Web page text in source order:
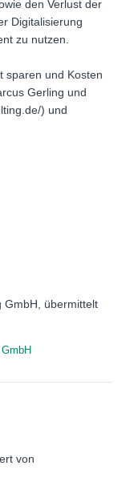
den Verlust der
Digitalisierung
zu nutzen.
sparen und Kosten
Gerling und
) und
GmbH, übermittelt
von